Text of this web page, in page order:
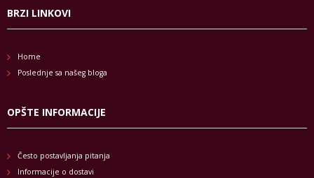
BRZI LINKOVI
Home
Poslednje sa našeg bloga
OPŠTE INFORMACIJE
Često postavljanja pitanja
Informacije o dostavi